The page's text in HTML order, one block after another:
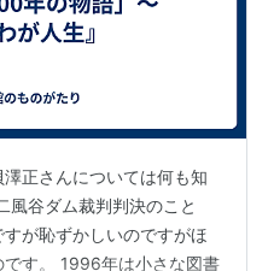
正さんについては何も知
風谷ダム裁判判決のこと
が恥ずかしいのですがほ
す。 1996年は小さな図書